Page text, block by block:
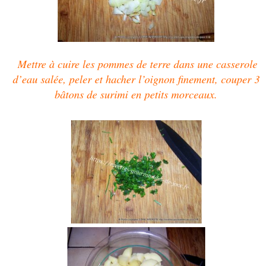
Mettre à cuire les pommes de terre dans une casserole
d’eau salée, peler et hacher l’oignon finement, couper 3
bâtons de surimi en petits morceaux.